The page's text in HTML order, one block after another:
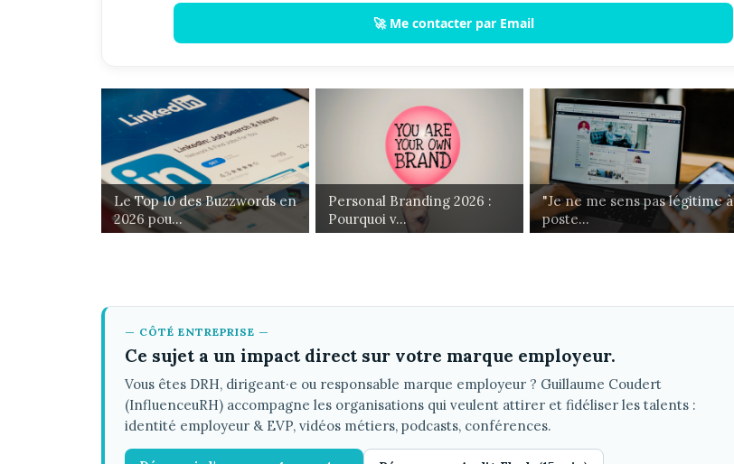
🚀 Me contacter par Email
Le Top 10 des Buzzwords en
2026 pou...
Personal Branding 2026 :
Pourquoi v...
"Je ne me sens pas légitime à
poste...
— CÔTÉ ENTREPRISE —
Ce sujet a un impact direct sur votre marque employeur.
Vous êtes DRH, dirigeant·e ou responsable marque employeur ? Guillaume Coudert
(InfluenceuRH) accompagne les organisations qui veulent attirer et fidéliser les talents :
identité employeur & EVP, vidéos métiers, podcasts, conférences.